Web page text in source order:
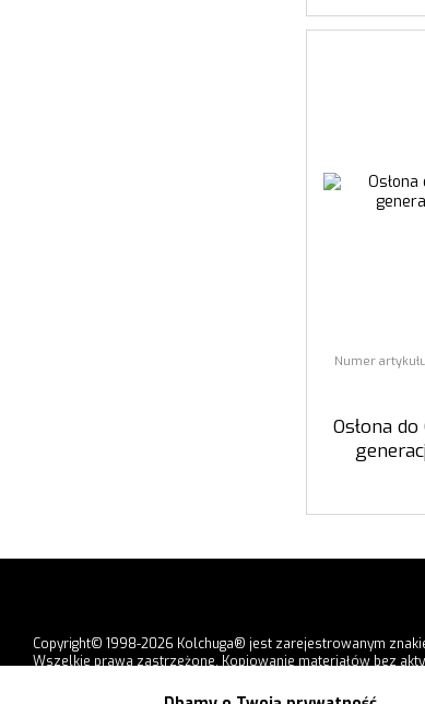
Numer
Osłona
Copyright© 1998-2026 Kolchuga® jest zarejestrowanym
Wszelkie prawa zastrzeżone. Kopiowanie materiałów bez